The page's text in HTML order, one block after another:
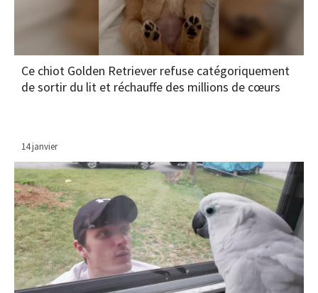
Ce chiot Golden Retriever refuse catégoriquement
de sortir du lit et réchauffe des millions de cœurs
14 janvier